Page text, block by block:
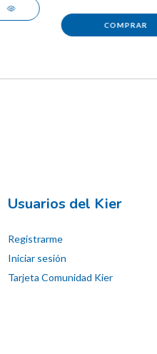
Usuarios del Kier
Registrarme
Iniciar sesión
Tarjeta Comunidad Kier